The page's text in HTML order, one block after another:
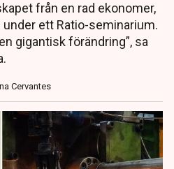
från en rad ekonomer,
ett Ratio-seminarium.
gigantisk förändring”, sa
Cervantes